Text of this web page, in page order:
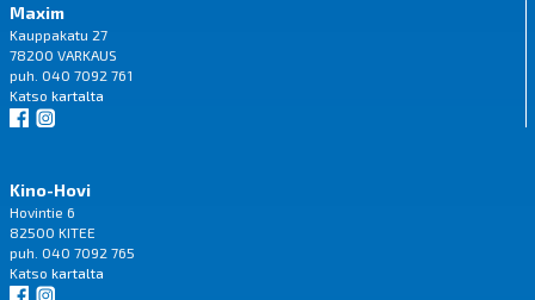
Maxim
Kauppakatu 27
78200 VARKAUS
puh. 040 7092 761
Katso kartalta
Kino-Hovi
Hovintie 6
82500 KITEE
puh. 040 7092 765
Katso kartalta